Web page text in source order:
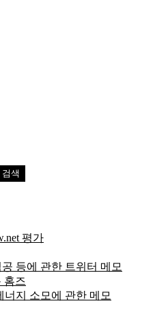
평가
등에 관한 트위터 메모
홈즈
지 소모에 관한 메모